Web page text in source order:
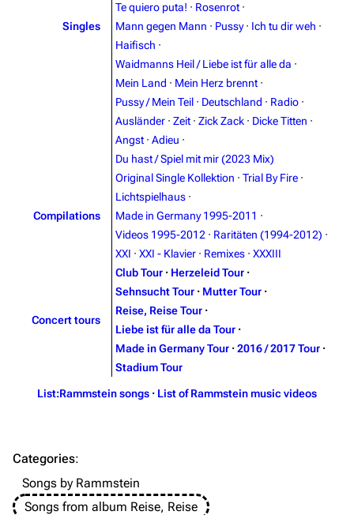
3.4K 12 290.4K
Navigation
Blog
Random page
Rammstein
Information
Discography
Videography
Information
Information
Singles
Te quiero puta! · Rosenrot ·
Mann gegen Mann · Pussy · Ich tu dir weh ·
Haifisch ·
Waidmanns Heil / Liebe ist für alle da ·
Mein Land · Mein Herz brennt ·
Pussy / Mein Teil · Deutschland · Radio ·
Ausländer · Zeit · Zick Zack · Dicke Titten ·
Angst · Adieu ·
Du hast / Spiel mit mir (2023 Mix)
Compilations
Original Single Kollektion · Trial By Fire ·
Lichtspielhaus ·
Made in Germany 1995-2011 ·
Videos 1995-2012 · Raritäten (1994-2012) ·
XXI · XXI - Klavier · Remixes · XXXIII
Concert tours
Club Tour · Herzeleid Tour ·
Sehnsucht Tour · Mutter Tour ·
Reise, Reise Tour ·
Liebe ist für alle da Tour ·
Made in Germany Tour · 2016 / 2017 Tour ·
Stadium Tour
List:Rammstein songs · List of Rammstein music videos
Categories:
Songs by Rammstein
Songs from album Reise, Reise